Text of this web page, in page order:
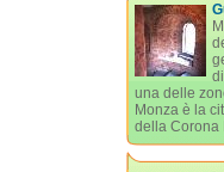
una delle
Monza è la
della Corona